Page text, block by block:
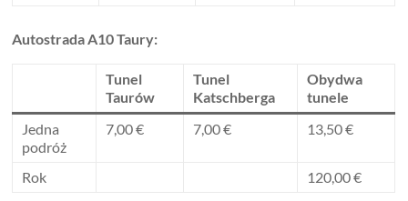
Autostrada A10 Taury:
Tunel
Taurów
Tunel
Katschberga
Obydwa
tunele
Jedna
podróż
7,00 € 7,00 € 13,50 €
Rok 120,00 €